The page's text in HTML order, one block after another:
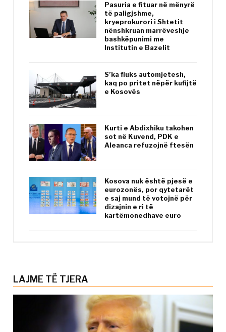
Pasuria e fituar në mënyrë
të paligjshme,
kryeprokurori i Shtetit
nënshkruan marrëveshje
bashkëpunimi me
Institutin e Bazelit
S’ka fluks automjetesh,
kaq po pritet nëpër kufijtë
e Kosovës
Kurti e Abdixhiku takohen
sot në Kuvend, PDK e
Aleanca refuzojnë ftesën
Kosova nuk është pjesë e
eurozonës, por qytetarët
e saj mund të votojnë për
dizajnin e ri të
kartëmonedhave euro
LAJME TË TJERA